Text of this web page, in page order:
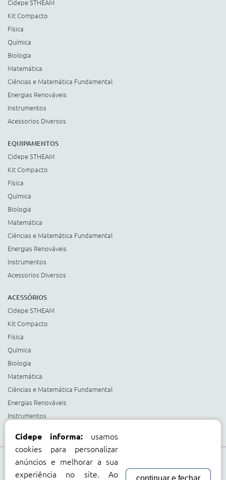
Cidepe STHEAM
Kit Compacto
Física
Química
Biologia
Matemática
Ciências e Matemática Fundamental
Energias Renováveis
Instrumentos
Acessorios Diversos
EQUIPAMENTOS
Cidepe STHEAM
Kit Compacto
Física
Química
Biologia
Matemática
Ciências e Matemática Fundamental
Energias Renováveis
Instrumentos
Acessorios Diversos
ACESSÓRIOS
Cidepe STHEAM
Kit Compacto
Física
Química
Biologia
Matemática
Ciências e Matemática Fundamental
Energias Renováveis
Instrumentos
Compre com:
Cidepe informa: usamos
cookies para personalizar
anúncios e melhorar a sua
experiência no site. Ao
continuar e fechar